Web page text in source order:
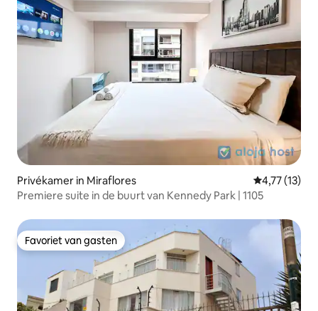
Privékamer in Miraflores Gemiddelde
4,77 (13)
Premiere suite in de buurt van Kennedy Park | 1105
Favoriet van gasten
Favoriet van gasten